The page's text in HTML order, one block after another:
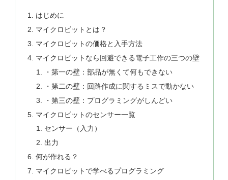
はじめに
マイクロビットとは？
マイクロビットの価格と入手方法
マイクロビットなら回避できる電子工作の三つの壁
・第一の壁：部品が無くて何もできない
・第二の壁：回路作成に関するミスで動かない
・第三の壁：プログラミングがしんどい
マイクロビットのセンサー一覧
センサー（入力）
出力
何が作れる？
マイクロビットで学べるプログラミング